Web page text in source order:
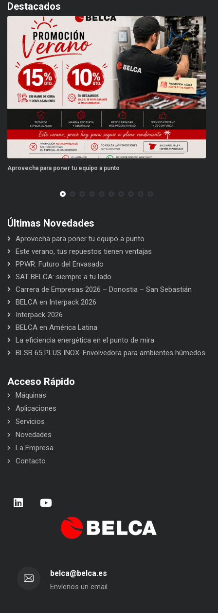
Destacados
Aprovecha para poner tu equipo a punto
Últimas Novedades
Aprovecha para poner tu equipo a punto
Este verano, tus repuestos tienen ventajas
PPWR: Futuro del Envasado
SAT BELCA: siempre a tu lado
Carrera de Empresas 2026 – Donostia – San Sebastián
BELCA en Interpack 2026
Interpack 2026
BELCA en América Latina
La eficiencia energética en el punto de mira
BLSB 65 PLUS INOX. Envolvedora para ambientes húmedos
Acceso Rápido
Máquinas
Aplicaciones
Servicios
Novedades
La Empresa
Contacto
belca@belca.es
Envíenos un email